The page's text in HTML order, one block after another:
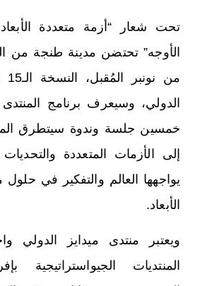
تحت شعار “أزمة متعددة
الدولي، وسيعرف برنامج
خمسين جلسة وندوة سيتطرق
إلى الأزمات المتعددة
يواجهها العالم والتفكير في حلول
الأبعاد.
ويعتبر منتدى ميدايز الدولي
المنتديات الجيواستراتيجية